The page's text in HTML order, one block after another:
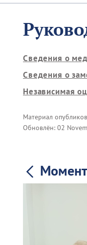
Сведения о
Сведения о
Независимая
Материал
Обновлён: 02